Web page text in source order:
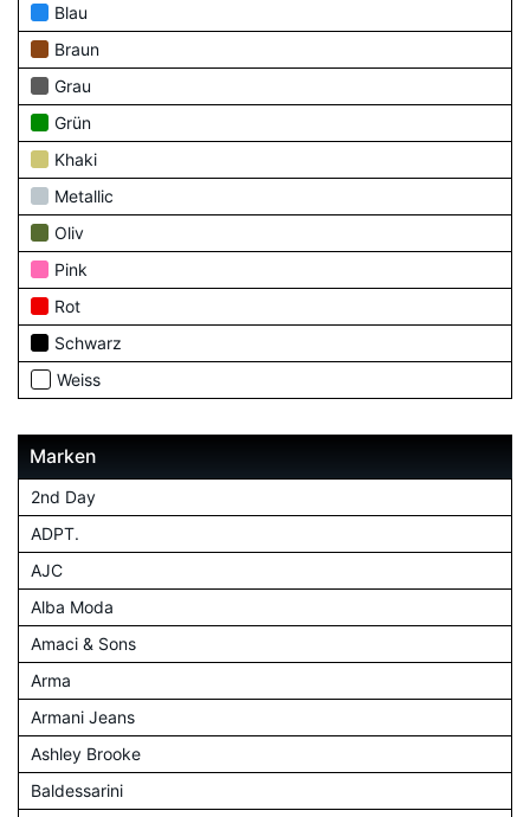
Blau
Braun
Grau
Grün
Khaki
Metallic
Oliv
Pink
Rot
Schwarz
Weiss
Marken
2nd Day
ADPT.
AJC
Alba Moda
Amaci & Sons
Arma
Armani Jeans
Ashley Brooke
Baldessarini